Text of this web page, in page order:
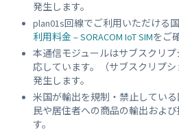
発生します。
plan01s回線でご利用いただける
利用料金 – SORACOM IoT SIMをご
本通信モジュールはサブスクリ
応しています。（サブスクリプ
発生します。
米国が輸出を規制・禁止してい
民や居住者への商品の輸出およ
す。